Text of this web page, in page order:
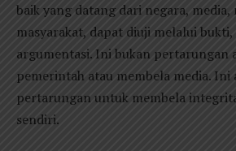
baik yang datang dari negara,
masyarakat, dapat diuji melalui
argumentasi. Ini bukan pertarungan
pemerintah atau membela media. Ini
pertarungan untuk membela
sendiri.